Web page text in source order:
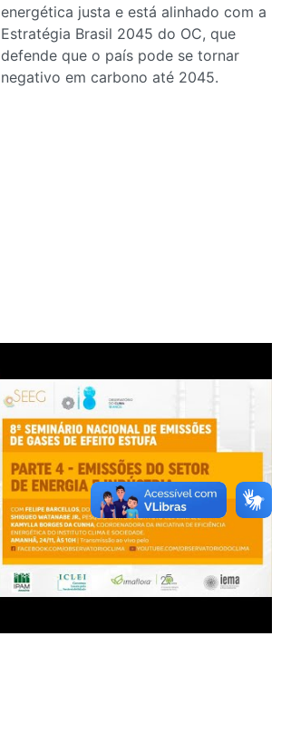
energética justa e está alinhado com a
Estratégia Brasil 2045 do OC, que
defende que o país pode se tornar
negativo em carbono até 2045.